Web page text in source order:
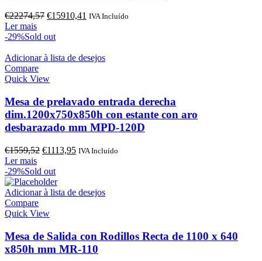
€22274,57 O
original
€22274,57.
€15910,41 O
€15910,41.
IVA Incluído
Ler mais
-29%Sold out
Adicionar à lista de desejos
Compare
Quick View
Mesa de prelavado entrada derecha
dim.1200x750x850h con estante con aro
desbarazado mm MPD-120D
€1559,52 O
original
era:
€1559,52.
€1113,95O
€1113,95.
IVA Incluído
Ler mais
-29%Sold out
Adicionar à lista de desejos
Compare
Quick View
Mesa de Salida con Rodillos Recta de 1100 x 640
x850h mm MR-110